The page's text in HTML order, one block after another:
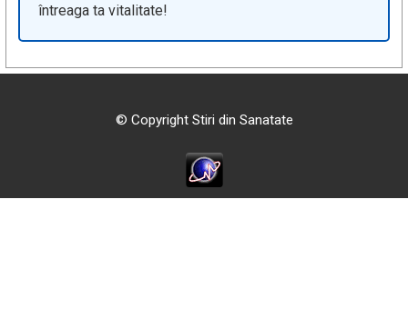
întreaga ta vitalitate!
© Copyright Stiri din Sanatate